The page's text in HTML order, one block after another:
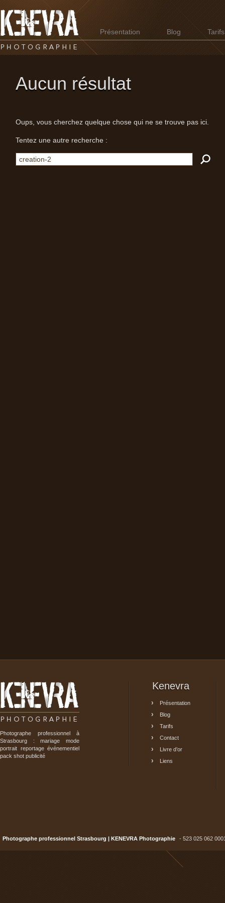
Présentation Blog Tarifs
Aucun résultat
Oups, vous cherchez quelque chose qui ne se trouve pas ici.
Tentez une autre recherche :
Photographe professionnel à
Strasbourg : mariage mode
portrait reportage événementiel
pack shot publicité
Kenevra
Présentation
Blog
Tarifs
Contact
Livre d’or
Liens
Photographe professionnel Strasbourg | KENEVRA Photographie - 523 025 062